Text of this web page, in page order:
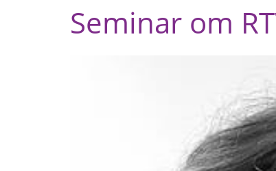
Seminar om